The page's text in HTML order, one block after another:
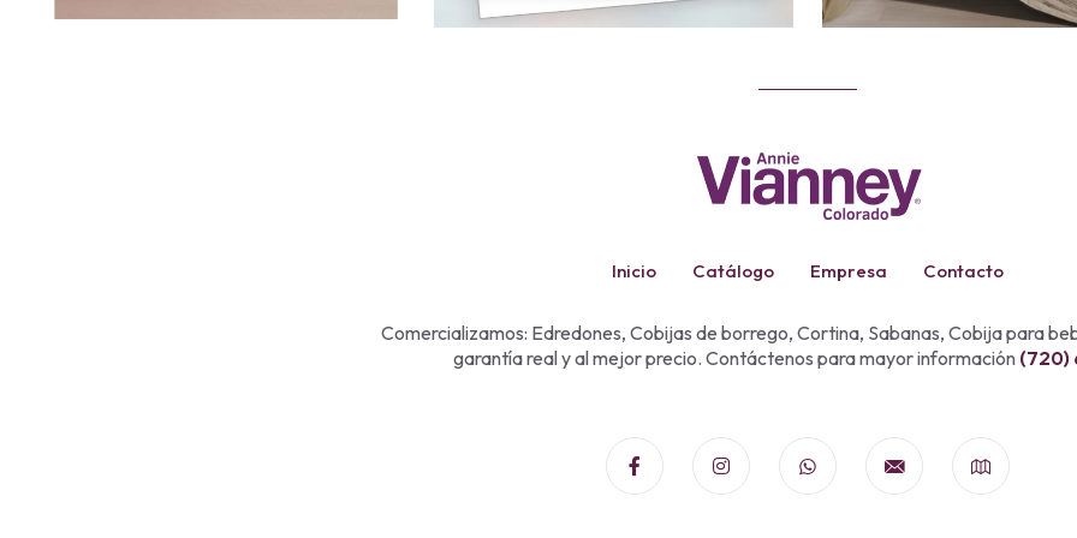
Inicio Catálogo Empresa Contacto
Comercializamos: Edredones, Cobijas de borrego, Cortina, Sabanas, Cobija para
garantía real y al mejor precio. Contáctenos para mayor información (720)